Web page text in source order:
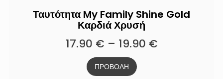
Ταυτότητα My Family Shine Gold
Καρδιά Χρυσή
17.90 € – 19.90 €
ΠΡΟΒΟΛΗ